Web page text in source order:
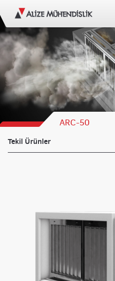
ARC-50
Tekil Ürünler